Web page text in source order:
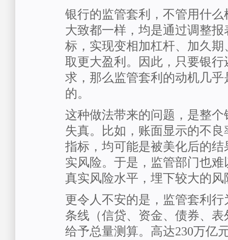
银行的监管套利，不管用什
大致都一样，均是通过调整
标，实现变相加杠杆、加久
取更大盈利。因此，只要银
求，那么监管套利的动机几
的。
这种做法带来的问题，是整
失真。比如，账面显示的不
指标，均可能是被美化后的
实风险。于是，监管部门也
真实风险水平，埋下较大的风
更令人不安的是，监管套利
条线（信贷、资金、债券、
给予总量测算。高达230万亿